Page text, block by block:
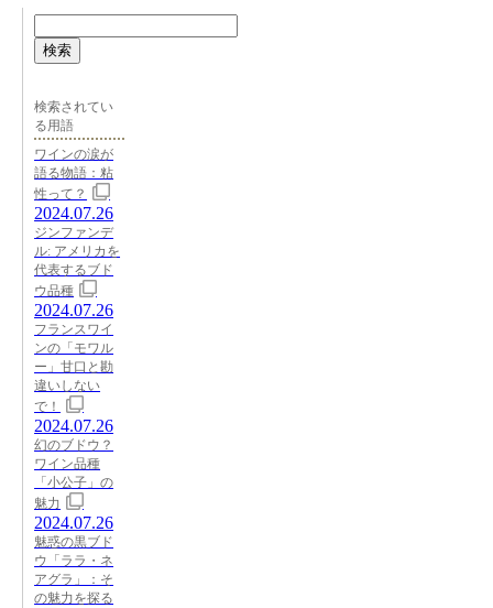
検索
検索されてい
る用語
ワインの涙が
語る物語：粘
性って？
2024.07.26
ジンファンデ
ル: アメリカを
代表するブド
ウ品種
2024.07.26
フランスワイ
ンの「モワル
ー」甘口と勘
違いしない
で！
2024.07.26
幻のブドウ？
ワイン品種
「小公子」の
魅力
2024.07.26
魅惑の黒ブド
ウ「ララ・ネ
アグラ」：そ
の魅力を探る